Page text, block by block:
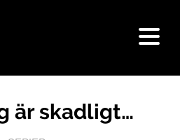
är skadligt…